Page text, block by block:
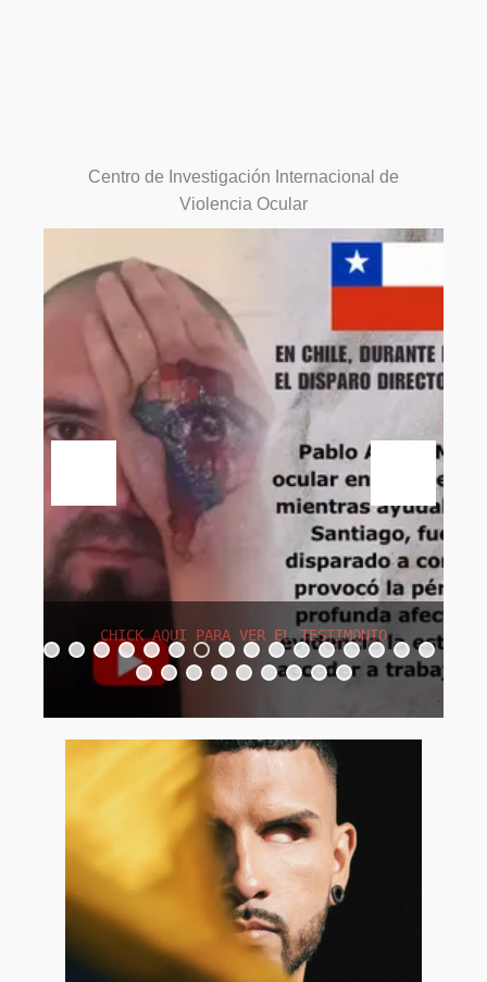
Centro de Investigación Internacional de
Violencia Ocular
CHICK AQUI PARA VER EL TESTIMONIO
0 1 2 3 4 5
6
7
8